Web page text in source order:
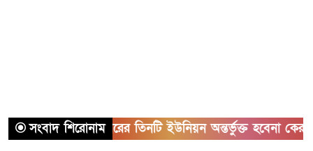
সংবাদ শিরোনাম
সাভারের তিনটি ইউনিয়ন অন্তর্ভুক্ত হবেনা